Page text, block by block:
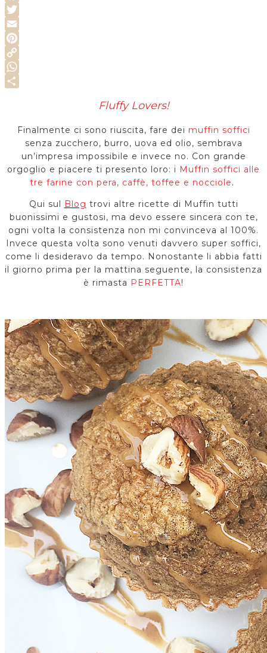
Facebook
Twitter
Email
Pinterest
Copy
Link
WhatsApp
Fluffy Lovers!
Finalmente ci sono riuscita, fare dei muffin soffici
senza zucchero, burro, uova ed olio, sembrava
un’impresa impossibile e invece no. Con grande
orgoglio e piacere ti presento loro: i Muffin soffici alle
tre farine con pera, caffè, toffee e nocciole.
Qui sul
Blog trovi altre ricette di Muffin tutti
buonissimi e gustosi, ma devo essere sincera con te,
ogni volta la consistenza non mi convinceva al 100%.
Invece questa volta sono venuti davvero super soffici,
come li desideravo da tempo. Nonostante li abbia fatti
il giorno prima per la mattina seguente, la consistenza
è rimasta PERFETTA!